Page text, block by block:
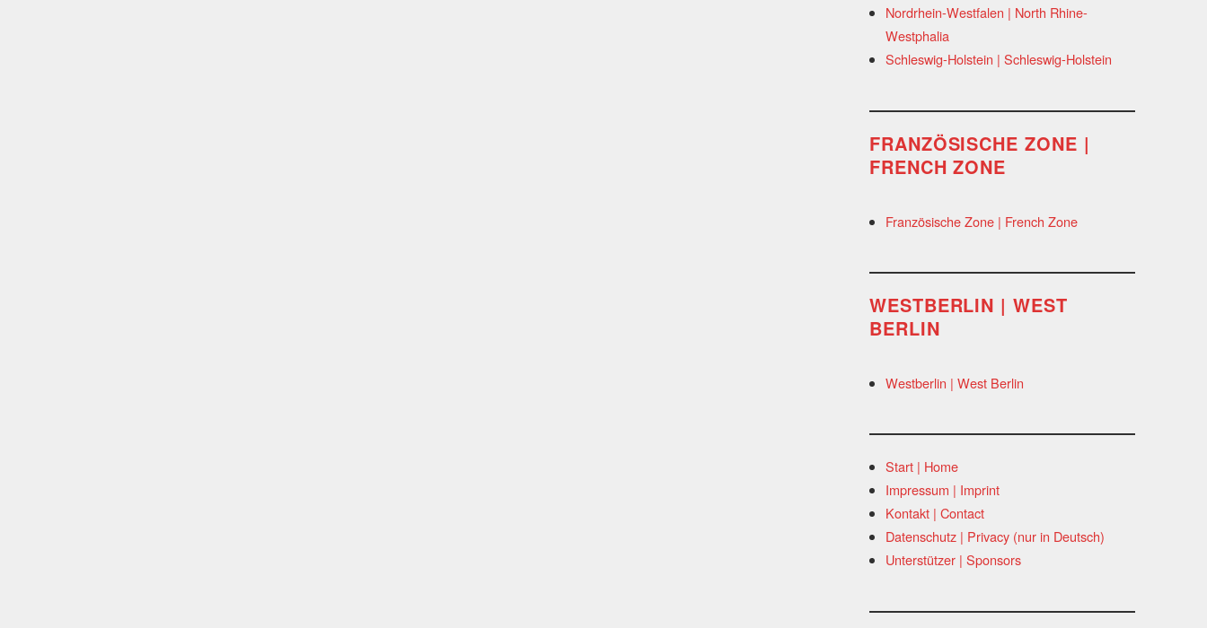
Nordrhein-Westfalen | North Rhine-
Westphalia
Schleswig-Holstein | Schleswig-Holstein
FRANZÖSISCHE ZONE |
FRENCH ZONE
Französische Zone | French Zone
WESTBERLIN | WEST
BERLIN
Westberlin | West Berlin
Start | Home
Impressum | Imprint
Kontakt | Contact
Datenschutz | Privacy (nur in Deutsch)
Unterstützer | Sponsors